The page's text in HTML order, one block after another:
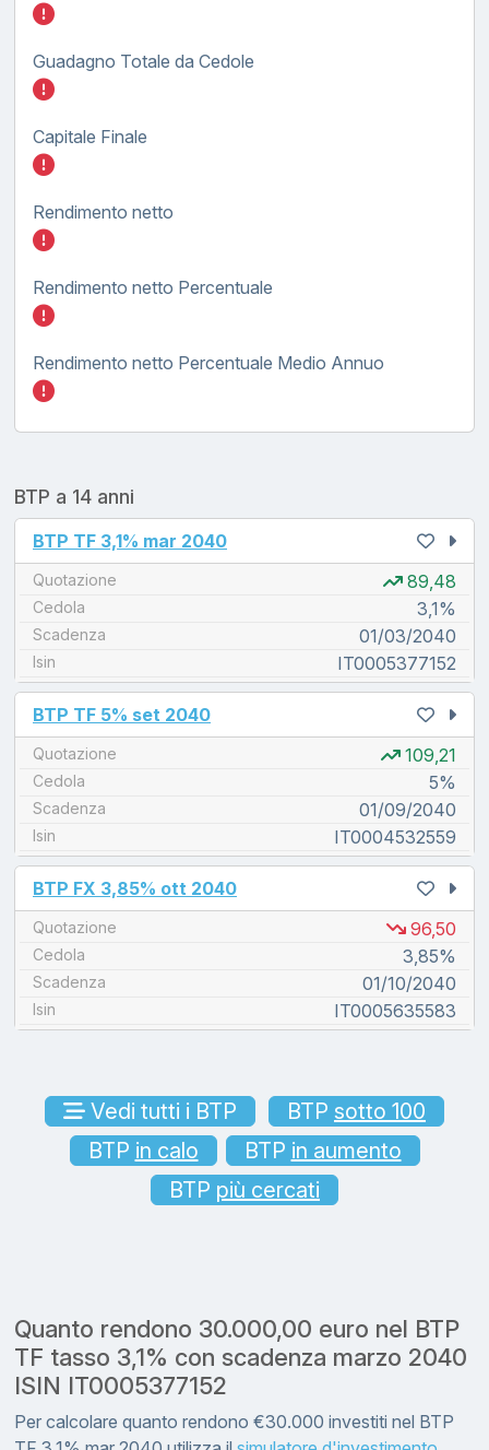
Inserisci quanto investire nel BTP TF
Guadagno Totale da Cedole
Inserisci quanto investire nel BTP TF
Capitale Finale
Inserisci quanto investire nel BTP TF
Rendimento netto
Inserisci quanto investire nel BTP TF
Rendimento netto Percentuale
Inserisci quanto investire nel BTP TF
Rendimento netto Percentuale Medio Annuo
Inserisci quanto investire nel BTP TF
BTP a 14 anni
unread messages
BTP TF 3,1% mar 2040
Quotazione 89,48
Cedola 3,1%
Scadenza 01/03/2040
Isin IT0005377152
unread messages
BTP TF 5% set 2040
Quotazione 109,21
Cedola 5%
Scadenza 01/09/2040
Isin IT0004532559
unread messages
BTP FX 3,85% ott 2040
Quotazione 96,50
Cedola 3,85%
Scadenza 01/10/2040
Isin IT0005635583
Vedi tutti i BTP BTP sotto 100
BTP in calo BTP in aumento
BTP più cercati
Quanto rendono 30.000,00 euro nel BTP
TF tasso 3,1% con scadenza marzo 2040
ISIN IT0005377152
Per calcolare quanto rendono €30.000 investiti nel BTP